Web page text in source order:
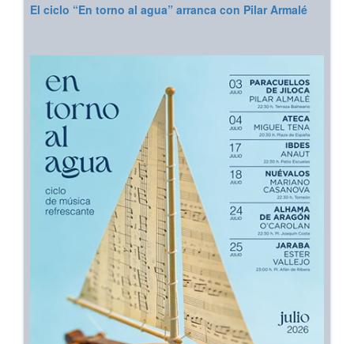
El ciclo “En torno al agua” arranca con Pilar Armalé